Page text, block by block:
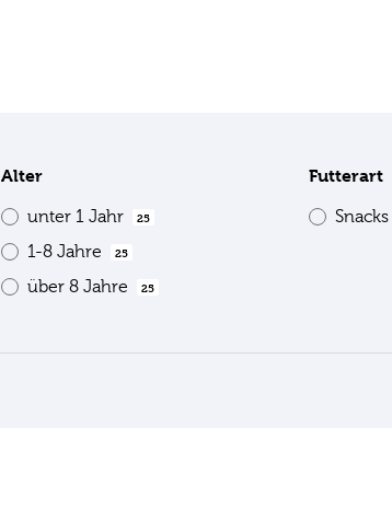
Alter
unter 1 Jahr 25
1-8 Jahre 25
über 8 Jahre 25
Futterart
Snacks